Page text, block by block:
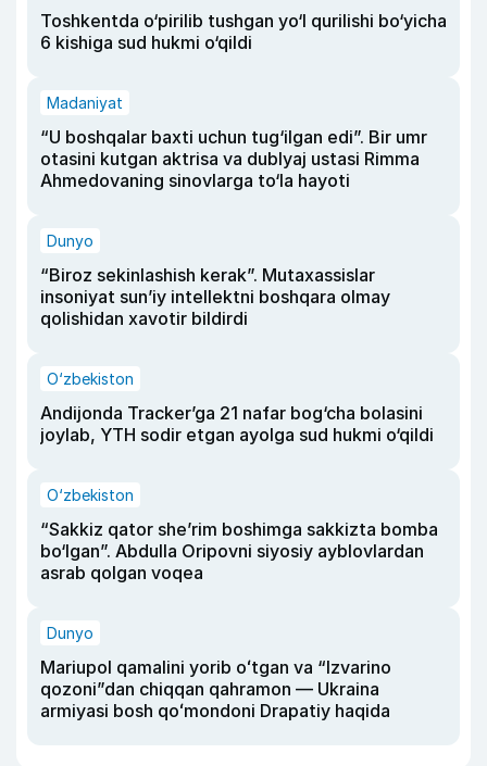
Toshkentda o‘pirilib tushgan yo‘l qurilishi bo‘yicha
6 kishiga sud hukmi o‘qildi
Madaniyat
“U boshqalar baxti uchun tug‘ilgan edi”. Bir umr
otasini kutgan aktrisa va dublyaj ustasi Rimma
Ahmedovaning sinovlarga to‘la hayoti
Dunyo
“Biroz sekinlashish kerak”. Mutaxassislar
insoniyat sun’iy intellektni boshqara olmay
qolishidan xavotir bildirdi
O‘zbekiston
Andijonda Tracker’ga 21 nafar bog‘cha bolasini
joylab, YTH sodir etgan ayolga sud hukmi o‘qildi
O‘zbekiston
“Sakkiz qator she’rim boshimga sakkizta bomba
bo‘lgan”. Abdulla Oripovni siyosiy ayblovlardan
asrab qolgan voqea
Dunyo
Mariupol qamalini yorib oʻtgan va “Izvarino
qozoni”dan chiqqan qahramon — Ukraina
armiyasi bosh qoʻmondoni Drapatiy haqida